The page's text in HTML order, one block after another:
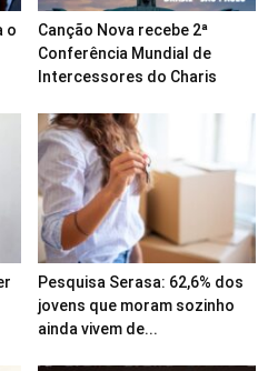
o
Canção Nova recebe 2ª
Conferência Mundial de
Intercessores do Charis
Pesquisa Serasa: 62,6% dos
jovens que moram sozinho
ainda vivem de...